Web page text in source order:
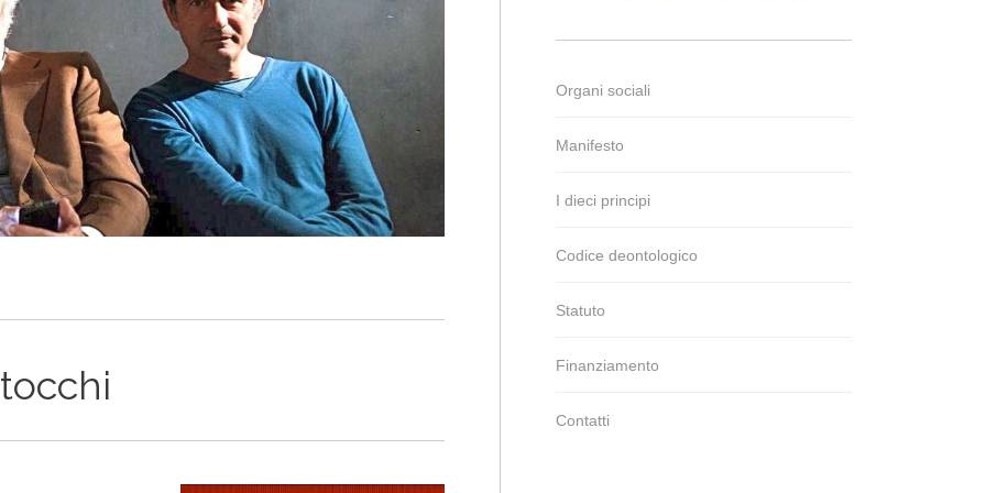
Organi sociali
Manifesto
I dieci principi
Codice deontologico
Statuto
Finanziamento
Contatti